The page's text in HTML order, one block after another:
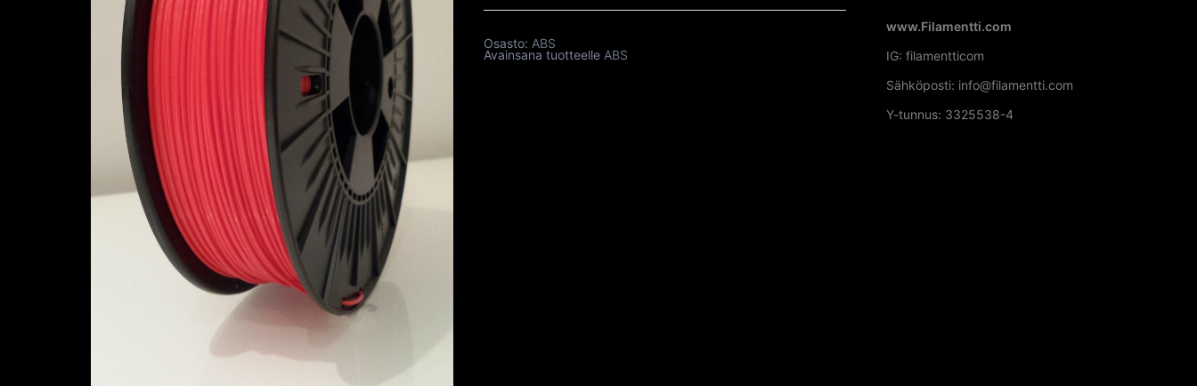
Osasto: ABS
Avainsana tuotteelle ABS
www.Filamentti.com
IG: filamentticom
Sähköposti: info@filamentti.com
Y-tunnus: 3325538-4